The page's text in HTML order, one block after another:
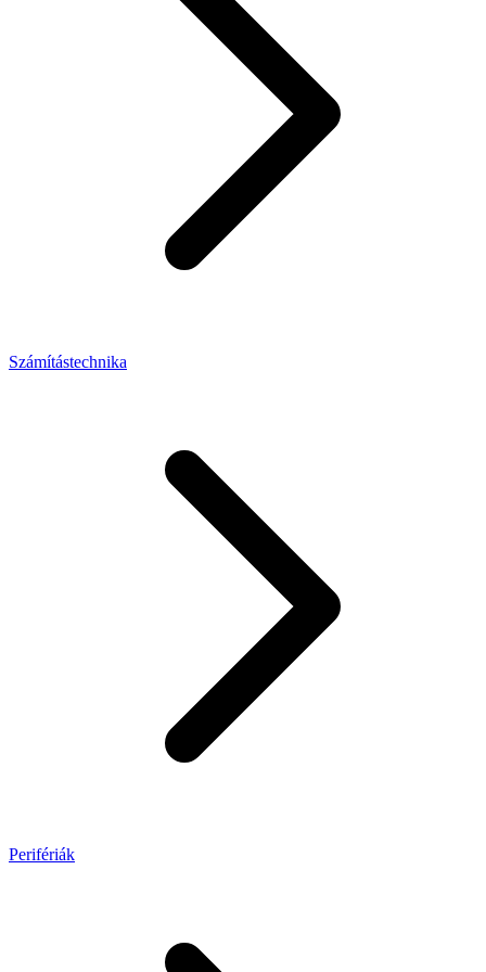
Számítástechnika
Perifériák